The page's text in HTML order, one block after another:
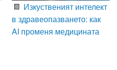
Изкуственият интелект
в здравеопазването: как
AI променя медицината